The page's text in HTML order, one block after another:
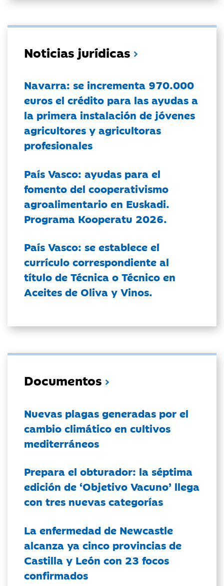
Noticias jurídicas
Navarra: se incrementa 970.000
euros el crédito para las ayudas a
la primera instalación de jóvenes
agricultores y agricultoras
profesionales
País Vasco: ayudas para el
fomento del cooperativismo
agroalimentario en Euskadi.
Programa Kooperatu 2026.
País Vasco: se establece el
currículo correspondiente al
título de Técnica o Técnico en
Aceites de Oliva y Vinos.
Documentos
Nuevas plagas generadas por el
cambio climático en cultivos
mediterráneos
Prepara el obturador: la séptima
edición de ‘Objetivo Vacuno’ llega
con tres nuevas categorías
La enfermedad de Newcastle
alcanza ya cinco provincias de
Castilla y León con 23 focos
confirmados